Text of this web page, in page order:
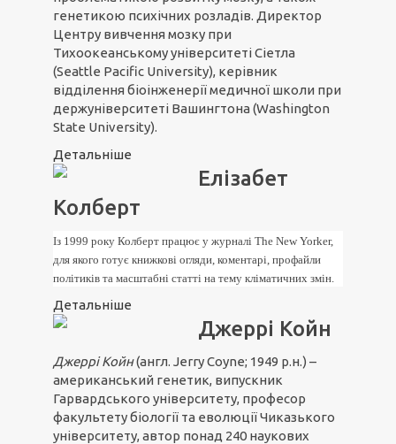
генетикою психічних розладів. Директор
Центру вивчення мозку при
Тихоокеанському університеті Сіетла
(Seattle Pacific University), керівник
відділення біоінженерії медичної школи при
держуніверситеті Вашингтона (Washington
State University).
Детальніше
Елізабет
Колберт
Із 1999 року Колберт працює у журналі The New Yorker,
для якого готує книжкові огляди, коментарі, профайли
політиків та масштабні статті на тему кліматичних змін.
Детальніше
Джеррі Койн
Джеррі Койн(англ. Jerry Coyne; 1949 р.н.) –
американський генетик, випускник
Гарвардського університету, професор
факультету біології та еволюції Чиказького
університету, автор понад 240 наукових